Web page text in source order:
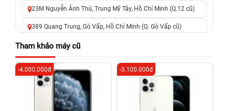
23M Nguyễn Ảnh Thủ, Trung Mỹ Tây, Hồ Chí Minh (Q.12 cũ)
389 Quang Trung, Gò Vấp, Hồ Chí Minh (Q. Gò Vấp cũ)
625 - 625A Âu Cơ, Tân Phú, Hồ Chí Minh (Quận Tân Phú cũ)
326 Lê Văn Việt, Tăng Nhơn Phú, Hồ Chí Minh (Q.9 TP. Thủ
Đức cũ)
256 Võ Văn Ngân, Thủ Đức, Hồ Chí Minh (Bình Thọ, TP. Thủ
Tham khảo máy cũ
-4.000.000đ -3.100.000đ